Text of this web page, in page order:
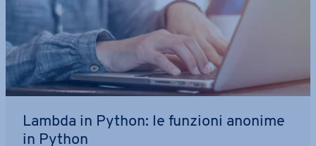
Lambda in Python: le funzioni anonime
in Python